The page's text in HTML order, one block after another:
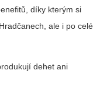
díky kterým si
ale i po celé
dehet ani